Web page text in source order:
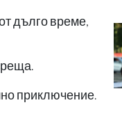
дълго време,
приключение.